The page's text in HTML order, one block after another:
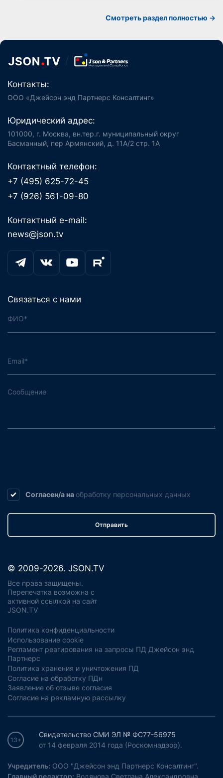
Смотреть раздел полностью ->
Контакты:
ООО «Джейсон энд Партнерс Консалтинг»
Юридический адрес:
101000, г. Москва, вн.тер.г. муниципальный округ
Басманный, пер Армянский, д. 11А/2 стр. 1А
Контактный телефон:
+7 (495) 625-72-45
+7 (926) 561-09-80
Контактный e-mail:
news@json.tv
Связаться с нами
Согласен/а на обработку персональных данных
Отправить
© 2009-2026. JSON.TV
Все права защищены.
Перепечатка возможна с
активной ссылкой на сайт
JSON.TV
Политика конфиденциальности
Использование cookie
Регламент реагирования на запросы ПД Джейсон энд
Партнерс
Политика хранения и уничтожения ПД
Согласие на обработку ПДн
Заявление об отзыве согласия
Согласие на рекламную рассылку
13+
Свидетельство СМИ ЭЛ № ФС77-56975
от 14 февраля 2014 года (Роскомнадзор).
Учредитель: ООО "Джейсон энд Партнерс Консалтинг".